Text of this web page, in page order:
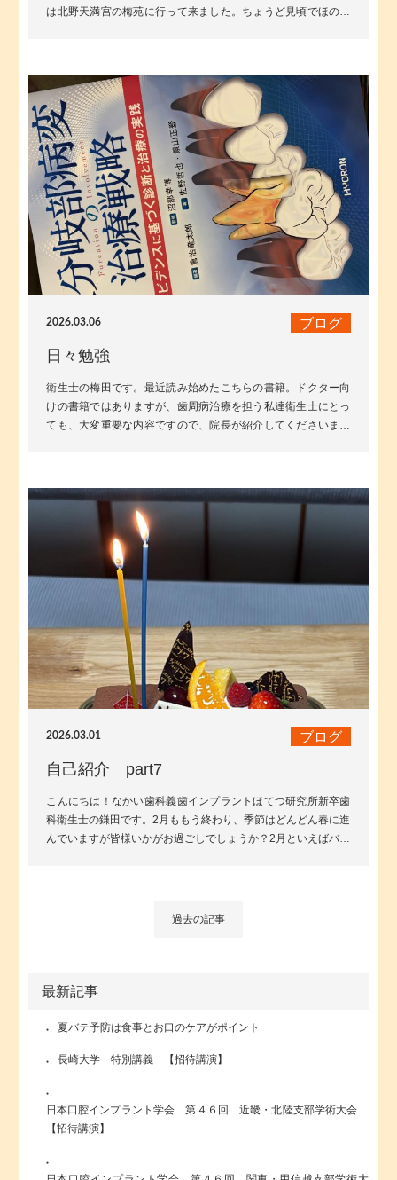
は北野天満宮の梅苑に行って来ました。ちょうど見頃でほのか
2026.03.06 ブログ
日々勉強
衛生士の梅田です。最近読み始めたこちらの書籍。ドクター向
けの書籍ではありますが、歯周病治療を担う私達衛生士にとっ
ても、大変重要な内容ですので、院長が紹介してくださいまし
2026.03.01 ブログ
自己紹介 part7
こんにちは！なかい歯科義歯インプラントほてつ研究所新卒歯
科衛生士の鎌田です。2月ももう終わり、季節はどんどん春に進
んでいますが皆様いかがお過ごしでしょうか？2月といえばバレ
過去の記事
最新記事
夏バテ予防は食事とお口のケアがポイント
長崎大学 特別講義 【招待講演】
日本口腔インプラント学会 第４６回 近畿・北陸支部学術大会
【招待講演】